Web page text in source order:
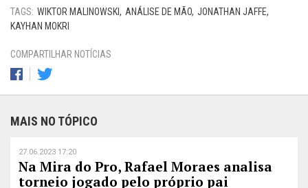
TAGS: WIKTOR MALINOWSKI ANÁLISE DE MÃO JONATHAN JAFFE
KAYHAN MOKRI
COMPARTILHAR NOTÍCIAS
MAIS NO TÓPICO
27.06.2023 17:20
Na Mira do Pro, Rafael Moraes analisa
torneio jogado pelo próprio pai